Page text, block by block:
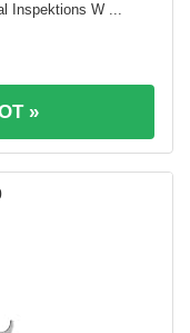
Inspektions W ...
»